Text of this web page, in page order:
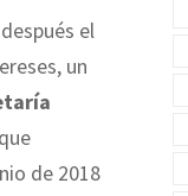
el
un
de 2018